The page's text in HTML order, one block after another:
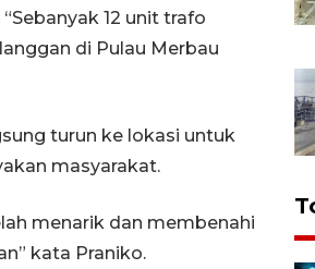
12 unit trafo
di Pulau Merbau
turun ke lokasi untuk
masyarakat.
menarik dan membenahi
kata Praniko.